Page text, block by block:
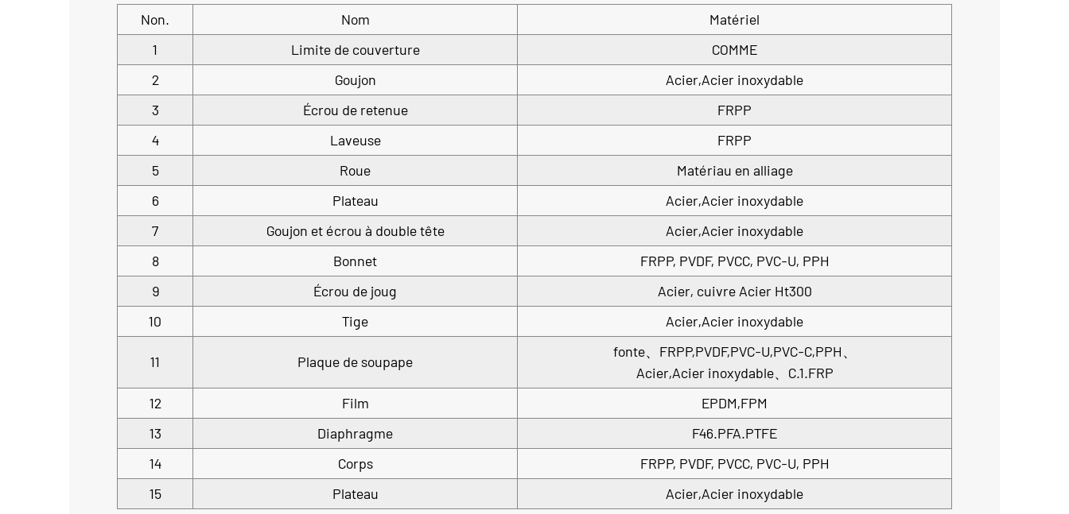
Non. Nom
Matériel
1
Limite de couverture
COMME
2
Goujon
Acier,Acier inoxydable
3
Écrou de retenue
FRPP
4
Laveuse
FRPP
5
Roue
Matériau en alliage
6
Plateau
Acier,Acier inoxydable
7
Goujon et écrou à double tête
Acier,Acier inoxydable
8
Bonnet
FRPP, PVDF, PVCC, PVC-U, PPH
9
Écrou de joug
Acier, cuivre Acier Ht300
10
Tige Acier,Acier inoxydable
11 Plaque de soupape
fonte、FRPP,PVDF,PVC-U,PVC-C,PPH、
Acier,Acier inoxydable、C.1.FRP
12
Film
EPDM,FPM
13
Diaphragme
F46.PFA.PTFE
14
Corps
FRPP, PVDF, PVCC, PVC-U, PPH
15
Plateau Acier,Acier inoxydable